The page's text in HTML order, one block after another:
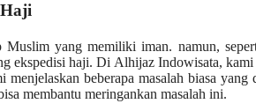
yang memiliki iman. namun,
ekspedisi haji. Di Alhijaz Indowisata,
beberapa masalah biasa
membantu meringankan masalah ini.